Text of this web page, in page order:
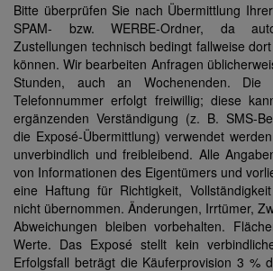
Bitte überprüfen Sie nach Übermittlung
SPAM- bzw. WERBE-Ordner, da
Zustellungen technisch bedingt fallweise
können. Wir bearbeiten Anfragen
Stunden, auch an Wochenenden. Die
Telefonnummer erfolgt freiwillig; diese
ergänzenden Verständigung (z. B. SMS-
die Exposé-Übermittlung) verwendet
unverbindlich und freibleibend. Alle
von Informationen des Eigentümers und
eine Haftung für Richtigkeit,
nicht übernommen. Änderungen, Irrtümer,
Abweichungen bleiben vorbehalten.
Werte. Das Exposé stellt kein
Erfolgsfall beträgt die Käuferprovision 3 %